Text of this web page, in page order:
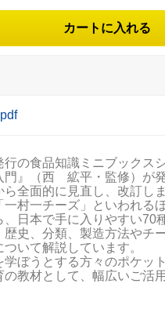
行の食品知識ミニブックス
』（西 絋平・監修）が
全面的に見直し、改訂しま
一村一チーズ」といわれる
、日本で手に入りやすい70
歴史、分類、製造方法やチ
いて解説しています。
学ぼうとする方々のポケッ
の教材として、幅広いご活